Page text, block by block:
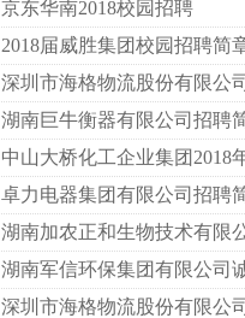
京东华南2018校园招聘
2018届威胜集团校园招聘简
深圳市海格物流股份有限公
湖南巨牛衡器有限公司招聘
中山大桥化工企业集团2018
卓力电器集团有限公司招聘
湖南加农正和生物技术有限
湖南军信环保集团有限公司
深圳市海格物流股份有限公